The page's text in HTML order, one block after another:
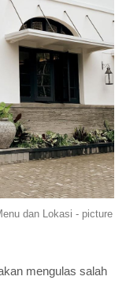
dan Lokasi - picture
mengulas salah